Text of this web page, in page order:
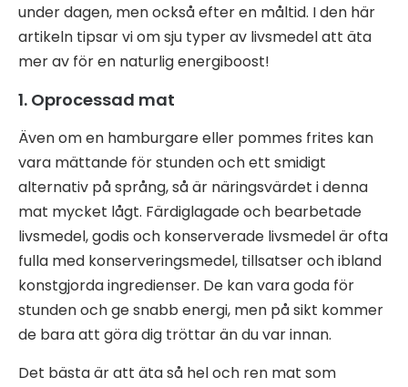
under dagen, men också efter en måltid. I den här
artikeln tipsar vi om sju typer av livsmedel att äta
mer av för en naturlig energiboost!
1. Oprocessad mat
Även om en hamburgare eller pommes frites kan
vara mättande för stunden och ett smidigt
alternativ på språng, så är näringsvärdet i denna
mat mycket lågt. Färdiglagade och bearbetade
livsmedel, godis och konserverade livsmedel är ofta
fulla med konserveringsmedel, tillsatser och ibland
konstgjorda ingredienser. De kan vara goda för
stunden och ge snabb energi, men på sikt kommer
de bara att göra dig tröttar än du var innan.
Det bästa är att äta så hel och ren mat som